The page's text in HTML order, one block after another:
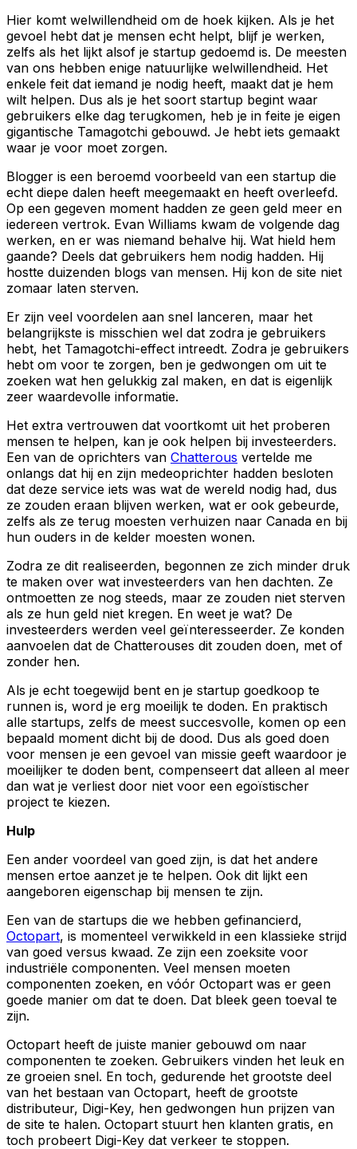
Hier komt welwillendheid om de hoek kijken. Als je het
gevoel hebt dat je mensen echt helpt, blijf je werken,
zelfs als het lijkt alsof je startup gedoemd is. De meesten
van ons hebben enige natuurlijke welwillendheid. Het
enkele feit dat iemand je nodig heeft, maakt dat je hem
wilt helpen. Dus als je het soort startup begint waar
gebruikers elke dag terugkomen, heb je in feite je eigen
gigantische Tamagotchi gebouwd. Je hebt iets gemaakt
waar je voor moet zorgen.
Blogger is een beroemd voorbeeld van een startup die
echt diepe dalen heeft meegemaakt en heeft overleefd.
Op een gegeven moment hadden ze geen geld meer en
iedereen vertrok. Evan Williams kwam de volgende dag
werken, en er was niemand behalve hij. Wat hield hem
gaande? Deels dat gebruikers hem nodig hadden. Hij
hostte duizenden blogs van mensen. Hij kon de site niet
zomaar laten sterven.
Er zijn veel voordelen aan snel lanceren, maar het
belangrijkste is misschien wel dat zodra je gebruikers
hebt, het Tamagotchi-effect intreedt. Zodra je gebruikers
hebt om voor te zorgen, ben je gedwongen om uit te
zoeken wat hen gelukkig zal maken, en dat is eigenlijk
zeer waardevolle informatie.
Het extra vertrouwen dat voortkomt uit het proberen
mensen te helpen, kan je ook helpen bij investeerders.
Een van de oprichters van Chatterous vertelde me
onlangs dat hij en zijn medeoprichter hadden besloten
dat deze service iets was wat de wereld nodig had, dus
ze zouden eraan blijven werken, wat er ook gebeurde,
zelfs als ze terug moesten verhuizen naar Canada en bij
hun ouders in de kelder moesten wonen.
Zodra ze dit realiseerden, begonnen ze zich minder druk
te maken over wat investeerders van hen dachten. Ze
ontmoetten ze nog steeds, maar ze zouden niet sterven
als ze hun geld niet kregen. En weet je wat? De
investeerders werden veel geïnteresseerder. Ze konden
aanvoelen dat de Chatterouses dit zouden doen, met of
zonder hen.
Als je echt toegewijd bent en je startup goedkoop te
runnen is, word je erg moeilijk te doden. En praktisch
alle startups, zelfs de meest succesvolle, komen op een
bepaald moment dicht bij de dood. Dus als goed doen
voor mensen je een gevoel van missie geeft waardoor je
moeilijker te doden bent, compenseert dat alleen al meer
dan wat je verliest door niet voor een egoïstischer
project te kiezen.
Hulp
Een ander voordeel van goed zijn, is dat het andere
mensen ertoe aanzet je te helpen. Ook dit lijkt een
aangeboren eigenschap bij mensen te zijn.
Een van de startups die we hebben gefinancierd,
Octopart, is momenteel verwikkeld in een klassieke strijd
van goed versus kwaad. Ze zijn een zoeksite voor
industriële componenten. Veel mensen moeten
componenten zoeken, en vóór Octopart was er geen
goede manier om dat te doen. Dat bleek geen toeval te
zijn.
Octopart heeft de juiste manier gebouwd om naar
componenten te zoeken. Gebruikers vinden het leuk en
ze groeien snel. En toch, gedurende het grootste deel
van het bestaan van Octopart, heeft de grootste
distributeur, Digi-Key, hen gedwongen hun prijzen van
de site te halen. Octopart stuurt hen klanten gratis, en
toch probeert Digi-Key dat verkeer te stoppen.